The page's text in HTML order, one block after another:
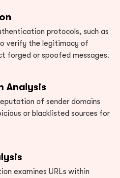
protocols, such as
verify the legitimacy of
forged or spoofed messages.
Analysis
of sender domains
or blacklisted sources for
examines URLs within